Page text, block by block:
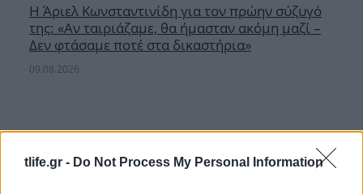
tlife.gr - Do Not Process My Personal Information
Η Άριελ Κωνσταντινίδη για τον πρώην σύζυγό
της: «Αν ταιριάζαμε, θα ήμασταν ακόμη μαζί –
Δεν φτάσαμε ποτέ στα δικαστήρια»
09.08.2026